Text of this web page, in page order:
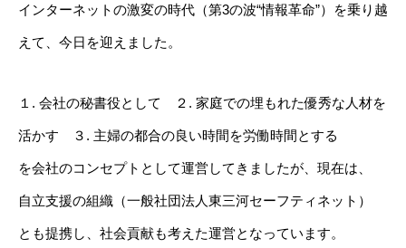
インターネットの激変の時代（第3の波“情報革命”）を乗り越
えて、今日を迎えました。
１. 会社の秘書役として ２. 家庭での埋もれた優秀な人材を
活かす ３. 主婦の都合の良い時間を労働時間とする
を会社のコンセプトとして運営してきましたが、現在は、
自立支援の組織（一般社団法人東三河セーフティネット）
とも提携し、社会貢献も考えた運営となっています。